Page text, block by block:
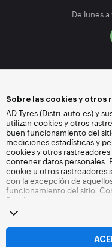
De lunes
Sobre las cookies y otros
AD Tyres (Distri-auto.es) y
utilizan cookies y otros
buen funcionamiento del
mediciones estadísticas y
cookies y otros
contener datos personales.
cookie u otros rastreadores
con la excepción de
funcionamiento del sitio.
Puede retirar su
a la
navegando sin aceptar el
La negativa no impide el
visite la